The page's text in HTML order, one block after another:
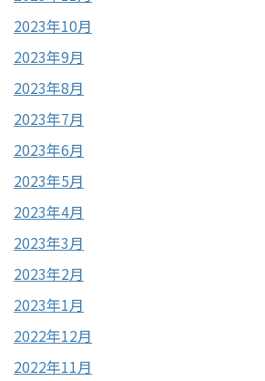
2023年10月
2023年9月
2023年8月
2023年7月
2023年6月
2023年5月
2023年4月
2023年3月
2023年2月
2023年1月
2022年12月
2022年11月